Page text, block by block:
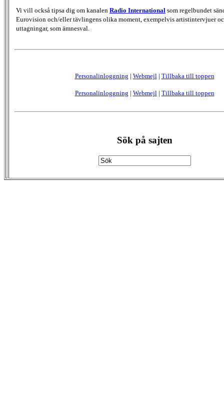
Vi vill också tipsa dig om kanalen Radio International som regelbundet
Eurovision och/eller tävlingens olika moment, exempelvis artistintervjuer
uttagningar, som ämnesval.
Personalinloggning | Webmejl| Tillbaka till toppen
Personalinloggning | Webmejl| Tillbaka till toppen
Sök på sajten